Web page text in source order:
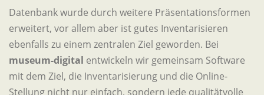
Datenbank wurde durch weitere Präsentationsformen
erweitert, vor allem aber ist gutes Inventarisieren
ebenfalls zu einem zentralen Ziel geworden. Bei
museum-digital entwickeln wir gemeinsam Software
mit dem Ziel, die Inventarisierung und die Online-
Stellung nicht nur einfach, sondern jede qualitätvolle